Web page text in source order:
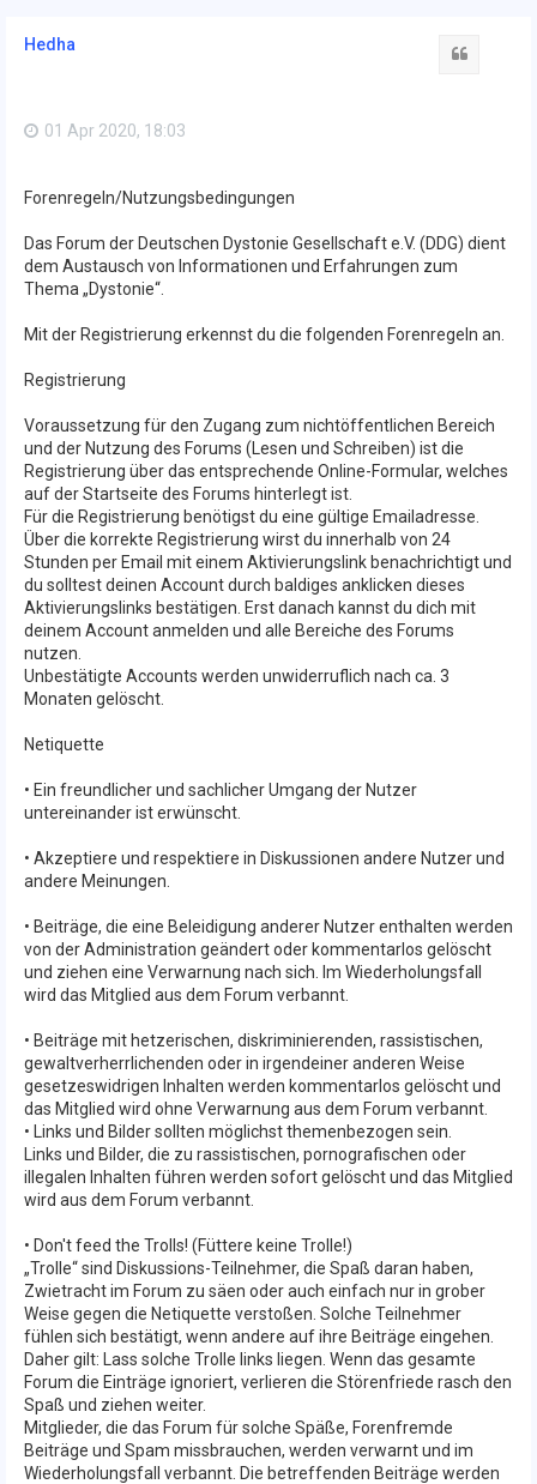
Hedha
01 Apr 2020, 18:03
Forenregeln/Nutzungsbedingungen
Das Forum der Deutschen Dystonie Gesellschaft e.V. (DDG) dient
dem Austausch von Informationen und Erfahrungen zum
Thema „Dystonie“.
Mit der Registrierung erkennst du die folgenden Forenregeln an.
Registrierung
Voraussetzung für den Zugang zum nichtöffentlichen Bereich
und der Nutzung des Forums (Lesen und Schreiben) ist die
Registrierung über das entsprechende Online-Formular, welches
auf der Startseite des Forums hinterlegt ist.
Für die Registrierung benötigst du eine gültige Emailadresse.
Über die korrekte Registrierung wirst du innerhalb von 24
Stunden per Email mit einem Aktivierungslink benachrichtigt und
du solltest deinen Account durch baldiges anklicken dieses
Aktivierungslinks bestätigen. Erst danach kannst du dich mit
deinem Account anmelden und alle Bereiche des Forums
nutzen.
Unbestätigte Accounts werden unwiderruflich nach ca. 3
Monaten gelöscht.
Netiquette
• Ein freundlicher und sachlicher Umgang der Nutzer
untereinander ist erwünscht.
• Akzeptiere und respektiere in Diskussionen andere Nutzer und
andere Meinungen.
• Beiträge, die eine Beleidigung anderer Nutzer enthalten werden
von der Administration geändert oder kommentarlos gelöscht
und ziehen eine Verwarnung nach sich. Im Wiederholungsfall
wird das Mitglied aus dem Forum verbannt.
• Beiträge mit hetzerischen, diskriminierenden, rassistischen,
gewaltverherrlichenden oder in irgendeiner anderen Weise
gesetzeswidrigen Inhalten werden kommentarlos gelöscht und
das Mitglied wird ohne Verwarnung aus dem Forum verbannt.
• Links und Bilder sollten möglichst themenbezogen sein.
Links und Bilder, die zu rassistischen, pornografischen oder
illegalen Inhalten führen werden sofort gelöscht und das Mitglied
wird aus dem Forum verbannt.
• Don't feed the Trolls! (Füttere keine Trolle!)
„Trolle“ sind Diskussions-Teilnehmer, die Spaß daran haben,
Zwietracht im Forum zu säen oder auch einfach nur in grober
Weise gegen die Netiquette verstoßen. Solche Teilnehmer
fühlen sich bestätigt, wenn andere auf ihre Beiträge eingehen.
Daher gilt: Lass solche Trolle links liegen. Wenn das gesamte
Forum die Einträge ignoriert, verlieren die Störenfriede rasch den
Spaß und ziehen weiter.
Mitglieder, die das Forum für solche Späße, Forenfremde
Beiträge und Spam missbrauchen, werden verwarnt und im
Wiederholungsfall verbannt. Die betreffenden Beiträge werden